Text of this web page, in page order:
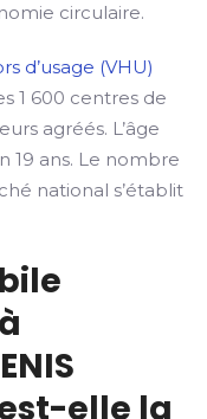
circulaire.
d’usage (VHU)
1 600 centres de
agréés. L’âge
19 ans. Le nombre
national s’établit
elle la